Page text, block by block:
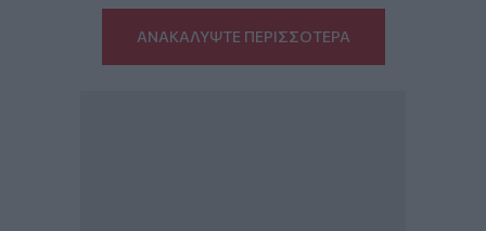
ΑΝΑΚΑΛΥΨΤΕ ΠΕΡΙΣΣΟΤΕΡΑ